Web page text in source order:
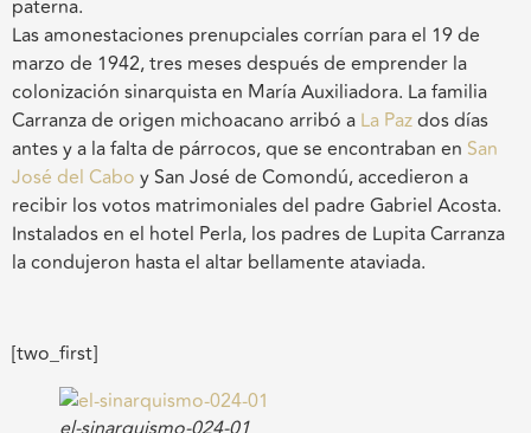
paterna.
Las amonestaciones prenupciales corrían para el 19 de
marzo de 1942, tres meses después de emprender la
colonización sinarquista en María Auxiliadora. La familia
Carranza de origen michoacano arribó a La Pazdos días
antes y a la falta de párrocos, que se encontraban en San
José del Cabo y San José de Comondú, accedieron a
recibir los votos matrimoniales del padre Gabriel Acosta.
Instalados en el hotel Perla, los padres de Lupita Carranza
la condujeron hasta el altar bellamente ataviada.
[two_first]